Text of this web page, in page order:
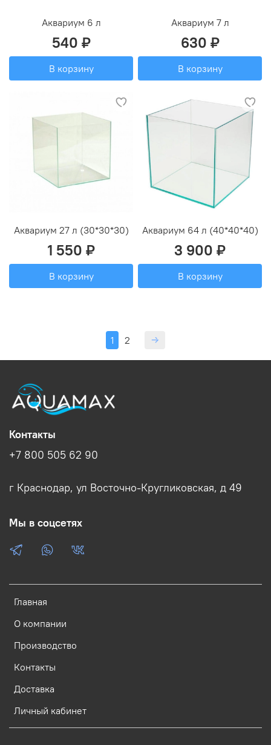
Аквариум 6 л
540 ₽
В корзину
Аквариум 7 л
630 ₽
В корзину
Аквариум 27 л (30*30*30)
1 550 ₽
В корзину
Аквариум 64 л (40*40*40)
3 900 ₽
В корзину
1 2
Главная
О компании
Производство
Контакты
Доставка
Личный кабинет
Контакты
+7 800 505 62 90
г Краснодар, ул Восточно-Кругликовская, д 49
Мы в соцсетях